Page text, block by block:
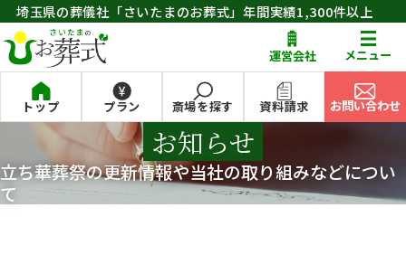
埼玉県の葬儀社「さいたまのお葬式」年間実績1,300件以上
運営会社 メニュー
お問い合わせ
トップ プラン 斎場を探す 資料請求 お問い合わせ
お知らせ
立ち華葬祭の更新情報や当社の取り組みなどについ
て